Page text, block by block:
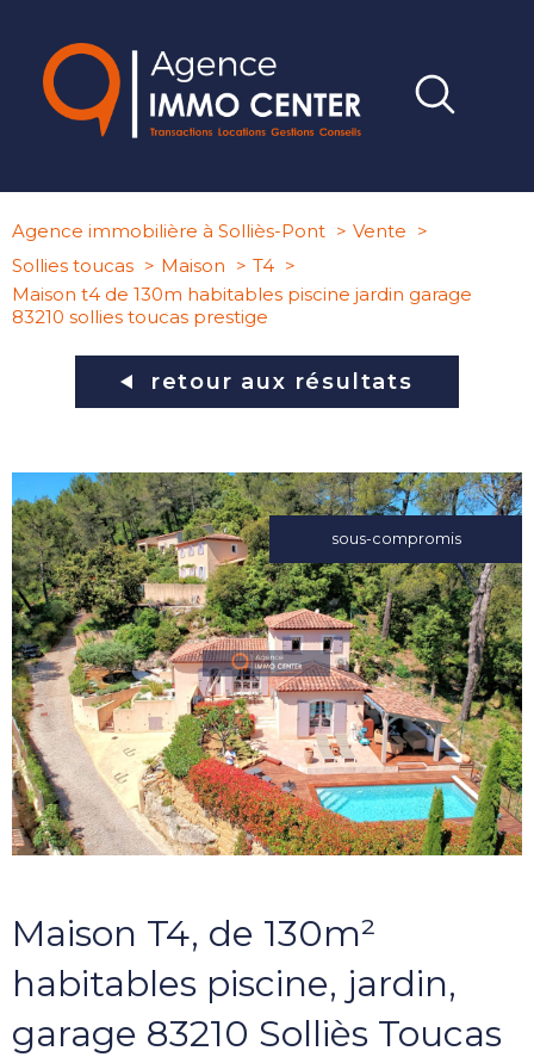
Agence immobilière à Solliès-Pont
Vente
Sollies toucas
Maison
T4
Maison t4 de 130m habitables piscine jardin garage
83210 sollies toucas prestige
retour aux résultats
sous-compromis
Maison T4, de 130m²
habitables piscine, jardin,
garage 83210 Solliès Toucas